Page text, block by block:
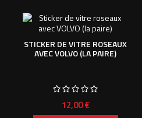
STICKER DE VITRE ROSEAUX
AVEC VOLVO (LA PAIRE)
Prix
12,00 €